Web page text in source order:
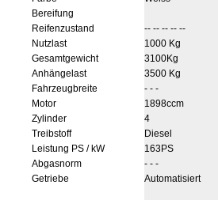
Bereifung
Reifenzustand
-- -- -- -- --
Nutzlast
1000 Kg
Gesamtgewicht
3100Kg
Anhängelast
3500 Kg
Fahrzeugbreite
- - -
Motor
1898ccm
Zylinder
4
Treibstoff
Diesel
Leistung PS / kW
163PS
Abgasnorm
- - -
Getriebe
Automatisiert